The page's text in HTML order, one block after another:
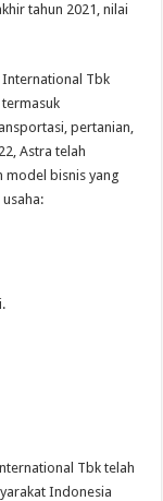
tahun 2021, nilai
International Tbk
pertanian,
Astra telah
model bisnis yang
Tbk telah
Indonesia